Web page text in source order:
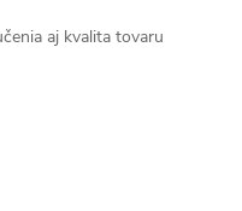
aj kvalita tovaru